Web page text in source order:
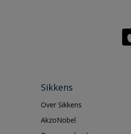
Sikkens
Over Sikkens
AkzoNobel